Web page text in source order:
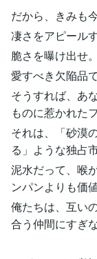
だから、きみも
凄さをアピールす
脆さを曝け出せ
愛すべき欠陥品
そうすれば、あ
ものに惹かれた
それは、「砂漠
る」ような独占
泥水だって、喉
ンパンよりも価
俺たちは、互い
合う仲間にすぎな